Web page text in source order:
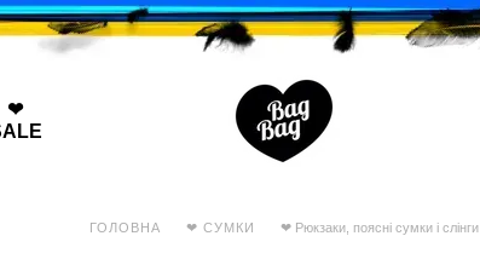
❤
ГОЛОВНА ❤ СУМКИ ❤ Рюкзаки, поясні сумки і слінги